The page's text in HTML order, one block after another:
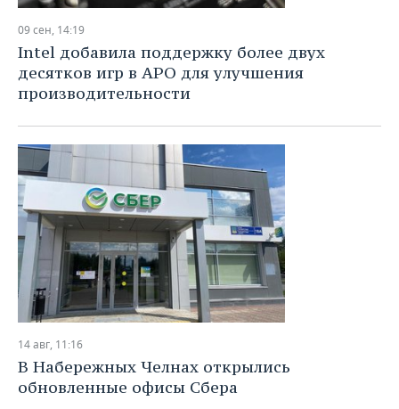
09 сен, 14:19
Intel добавила поддержку более двух
десятков игр в APO для улучшения
производительности
14 авг, 11:16
В Набережных Челнах открылись
обновленные офисы Сбера